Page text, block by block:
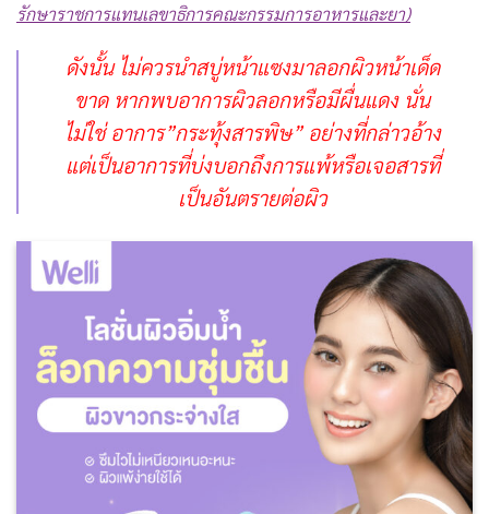
รักษาราชการแทนเลขาธิการคณะกรรมการอาหารและยา)
ดังนั้น ไม่ควรนำสบู่หน้าแซงมาลอกผิวหน้าเด็ด
ขาด หากพบอาการผิวลอกหรือมีผื่นแดง นั่น
ไม่ใช่ อาการ”กระทุ้งสารพิษ” อย่างที่กล่าวอ้าง
แต่เป็นอาการที่บ่งบอกถึงการแพ้หรือเจอสารที่
เป็นอันตรายต่อผิว